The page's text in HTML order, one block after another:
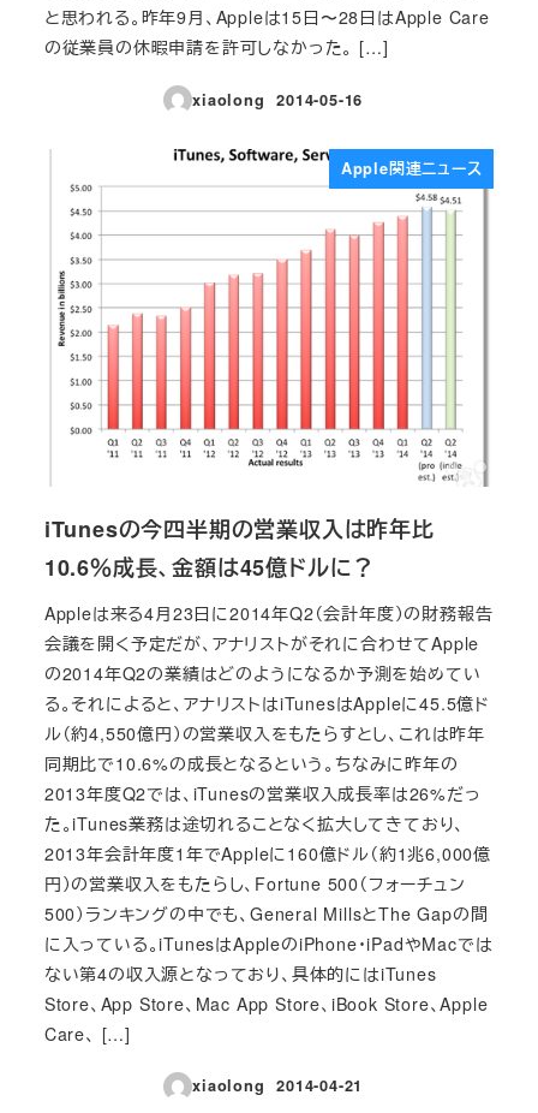
と思われる。昨年9月、Appleは15日〜28日はApple Care
の従業員の休暇申請を許可しなかった。 […]
xiaolong
投稿日
2014-05-16
Apple関連ニュース
iTunesの今四半期の営業収入は昨年比
10.6％成長、金額は45億ドルに？
Appleは来る4月23日に2014年Q2（会計年度）の財務報告
会議を開く予定だが、アナリストがそれに合わせてApple
の2014年Q2の業績はどのようになるか予測を始めてい
る。それによると、アナリストはiTunesはAppleに45.5億ド
ル（約4,550億円）の営業収入をもたらすとし、これは昨年
同期比で10.6%の成長となるという。ちなみに昨年の
2013年度Q2では、iTunesの営業収入成長率は26%だっ
た。iTunes業務は途切れることなく拡大してきており、
2013年会計年度1年でAppleに160億ドル（約1兆6,000億
円）の営業収入をもたらし、Fortune 500（フォーチュン
500）ランキングの中でも、General MillsとThe Gapの間
に入っている。iTunesはAppleのiPhone・iPadやMacでは
ない第4の収入源となっており、具体的にはiTunes
Store、App Store、Mac App Store、iBook Store、Apple
Care、 […]
xiaolong
投稿日
2014-04-21